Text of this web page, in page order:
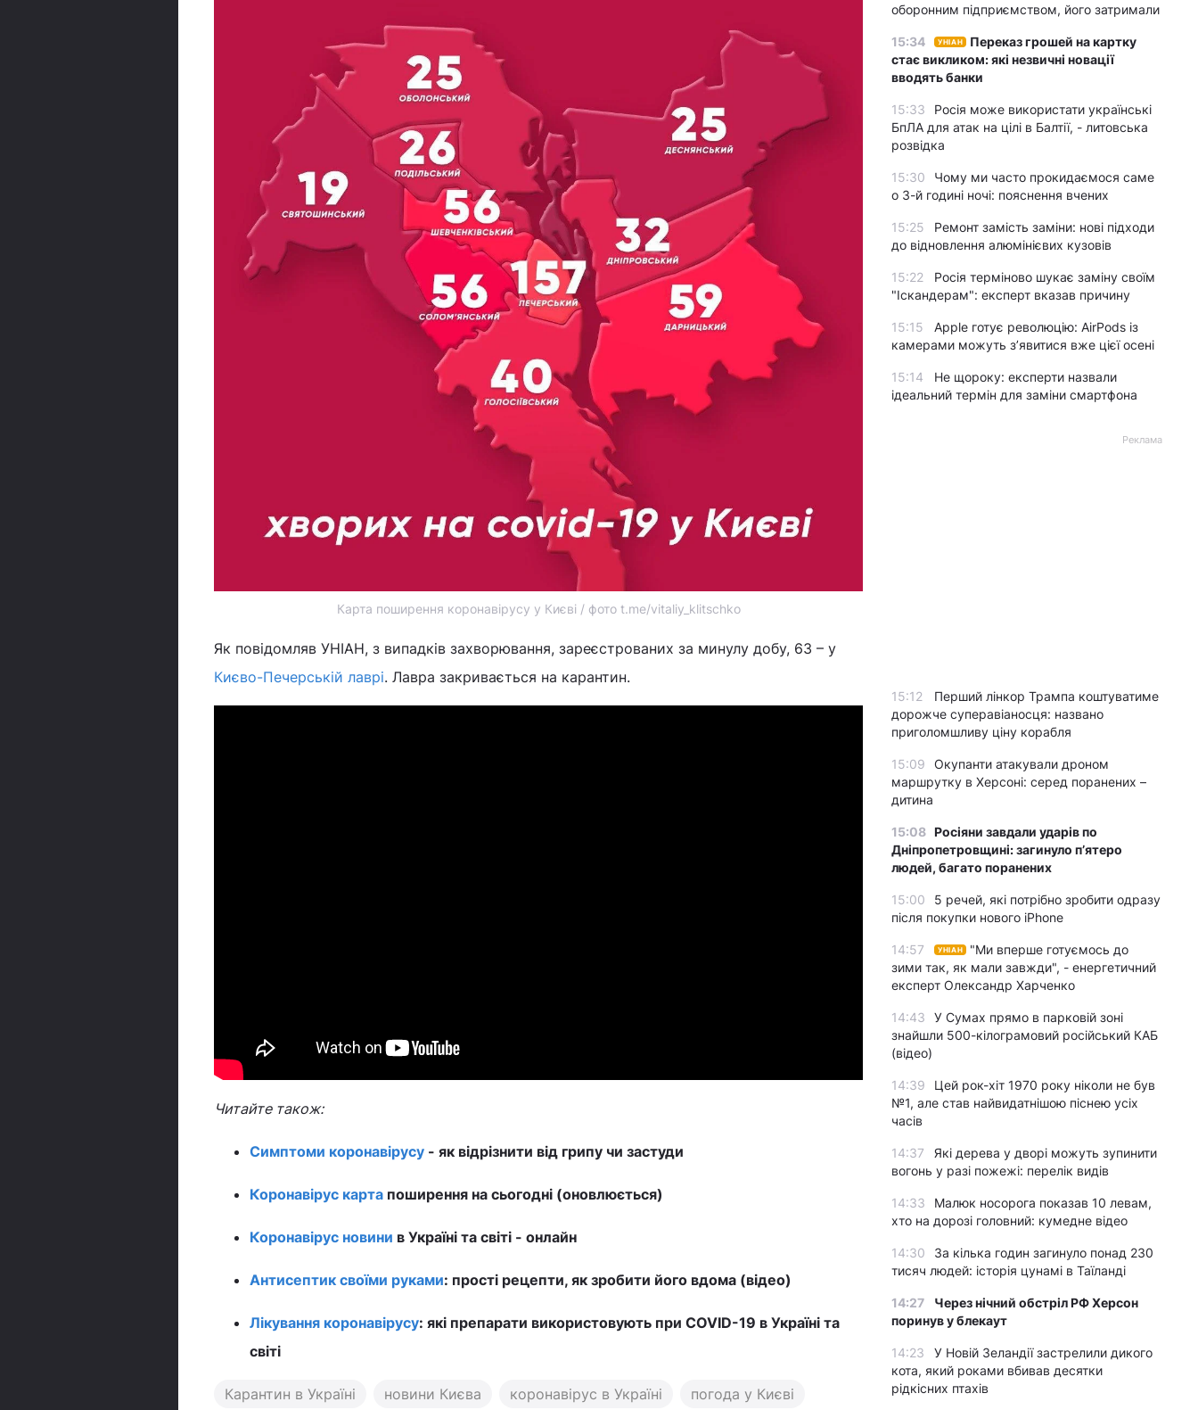
Карта поширення коронавірусу у Києві / фото t.me/vitaliy_klitschko
Як повідомляв УНІАН, з випадків захворювання, зареєстрованих за минулу добу, 63 – у
Києво-Печерській лаврі. Лавра закривається на карантин.
Читайте також:
Симптоми коронавірусу - як відрізнити від грипу чи застуди
Коронавірус карта поширення на сьогодні (оновлюється)
Коронавірус новини в Україні та світі - онлайн
Антисептик своїми руками: прості рецепти, як зробити його вдома (відео)
Лікування коронавірусу: які препарати використовують при COVID-19 в Україні та
світі
Карантин в Україні новини Києва коронавірус в Україні погода у Києві
оборонним підприємством, його затримали
15:34 УНІАН
Переказ грошей на картку
стає викликом: які незвичні новації
вводять банки
15:33
Росія може використати українські
БпЛА для атак на цілі в Балтії, - литовська
розвідка
15:30
Чому ми часто прокидаємося саме
о 3-й годині ночі: пояснення вчених
15:25
Ремонт замість заміни: нові підходи
до відновлення алюмінієвих кузовів
15:22
Росія терміново шукає заміну своїм
"Іскандерам": експерт вказав причину
15:15
Apple готує революцію: AirPods із
камерами можуть з’явитися вже цієї осені
15:14
Не щороку: експерти назвали
ідеальний термін для заміни смартфона
Реклама
15:12
Перший лінкор Трампа коштуватиме
дорожче суперавіаносця: названо
приголомшливу ціну корабля
15:09
Окупанти атакували дроном
маршрутку в Херсоні: серед поранених –
дитина
15:08 Росіяни завдали ударів по
Дніпропетровщині: загинуло пʼятеро
людей, багато поранених
15:00
5 речей, які потрібно зробити одразу
після покупки нового iPhone
14:57 УНІАН
"Ми вперше готуємось до
зими так, як мали завжди", - енергетичний
експерт Олександр Харченко
14:43
У Сумах прямо в парковій зоні
знайшли 500-кілограмовий російський КАБ
(відео)
14:39
Цей рок-хіт 1970 року ніколи не був
№1, але став найвидатнішою піснею усіх
часів
14:37
Які дерева у дворі можуть зупинити
вогонь у разі пожежі: перелік видів
14:33
Малюк носорога показав 10 левам,
хто на дорозі головний: кумедне відео
14:30
За кілька годин загинуло понад 230
тисяч людей: історія цунамі в Таїланді
14:27
Через нічний обстріл РФ Херсон
поринув у блекаут
14:23
У Новій Зеландії застрелили дикого
кота, який роками вбивав десятки
рідкісних птахів